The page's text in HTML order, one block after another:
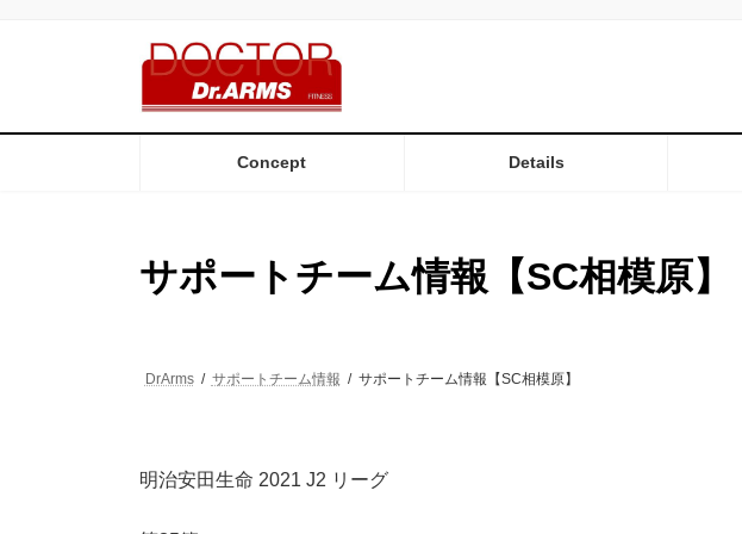
へ
ョ
Concept Details
サポートチーム情報【SC相模原】
DrArms サポートチーム情報 サポートチーム情報【SC相模原】
明治安田生命 2021 J2 リーグ